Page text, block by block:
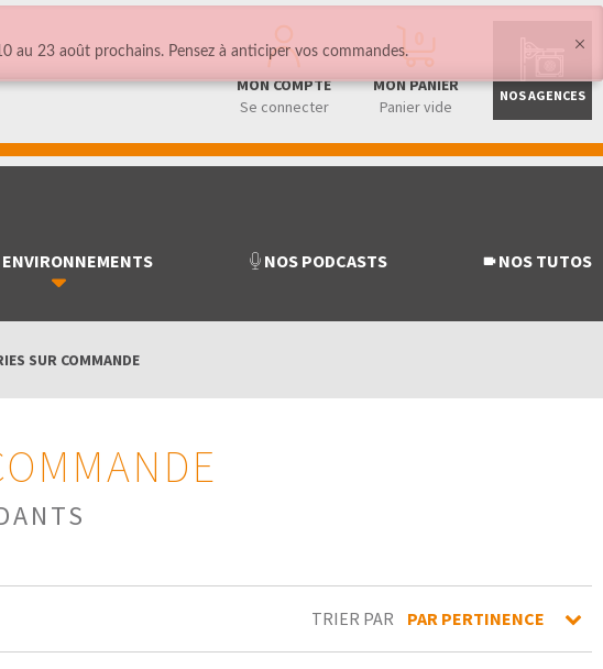
MON COMPTE
Se connecter
MON PANIER
Panier vide
NOS AGENCES
NOS PODCASTS NOS TUTOS
SUR COMMANDE
TRIER PAR PAR PERTINENCE
au 23 août prochains. Pensez à anticiper vos commandes.